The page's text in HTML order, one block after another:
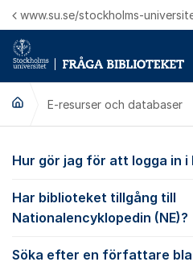
Hoppa till innehåll
www.su.se/stockholms-
E-resurser och databaser
E-
Hur gör jag för att logga in i
Har biblioteket tillgång till
Nationalencyklopedin (NE)?
Söka efter en författare